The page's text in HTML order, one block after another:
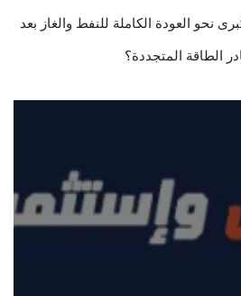
نحو العودة الكاملة للنفط والغاز بعد
الطاقة المتجددة؟